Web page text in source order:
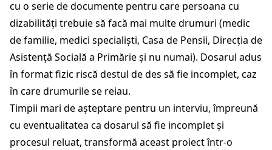
cu o serie de documente pentru care persoana cu
dizabilități trebuie să facă mai multe drumuri (medic
de familie, medici specialiști, Casa de Pensii, Direcția de
Asistență Socială a Primărie și nu numai). Dosarul adus
în format fizic riscă destul de des să fie incomplet, caz
în care drumurile se reiau.
Timpii mari de așteptare pentru un interviu, împreună
cu eventualitatea ca dosarul să fie incomplet și
procesul reluat, transformă aceast proiect într-o